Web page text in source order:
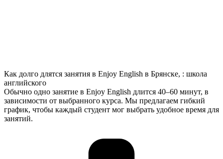
Как долго длятся занятия в Enjoy English в Брянске, : школа
английского
Обычно одно занятие в Enjoy English длится 40–60 минут, в
зависимости от выбранного курса. Мы предлагаем гибкий
график, чтобы каждый студент мог выбрать удобное время для
занятий.